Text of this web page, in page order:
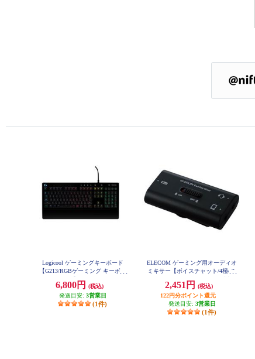
Logicool ゲーミングキーボード
【G213/RGBゲーミング キーボー
6,800円
(税込)
発送目安: 3営業日
(1件)
ELECOM ゲーミング用オーディオ
ミキサー【ボイスチャット/4極φ3.
ブラック】 HSAD-GMMA10BK
2,451円
(税込)
122円分ポイント還元
発送目安: 3営業日
(1件)